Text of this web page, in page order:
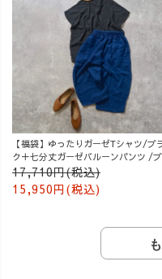
【福袋】ゆったりガーゼTシャツ/ブ
ク＋七分丈ガーゼバルーンパンツ /
ー
17,710円(税込)
15,950円(税込)